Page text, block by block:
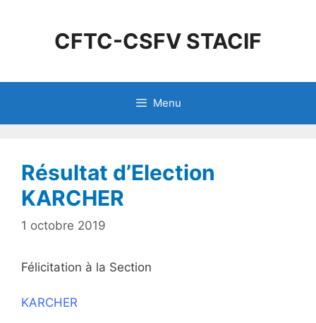
CFTC-CSFV STACIF
Menu
Résultat d’Election
KARCHER
1 octobre 2019
Félicitation à la Section
KARCHER